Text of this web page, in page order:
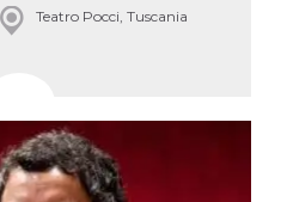
Teatro Pocci, Tuscania